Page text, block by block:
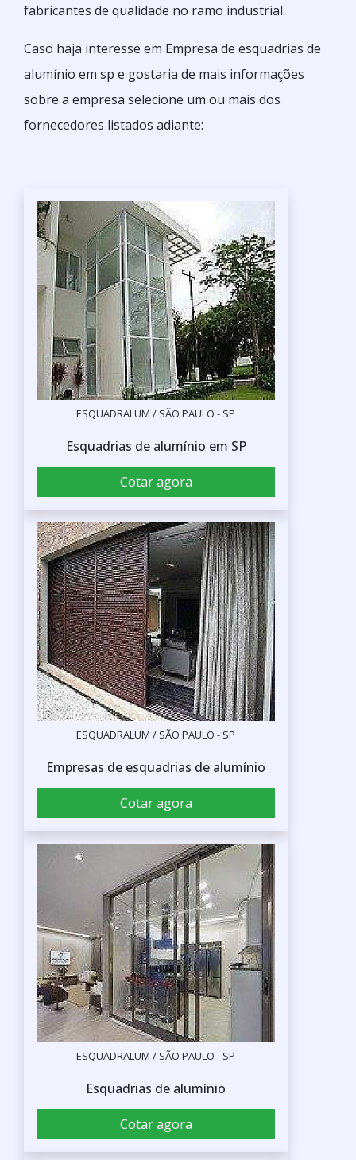
fabricantes de qualidade no ramo industrial.
Caso haja interesse em Empresa de esquadrias de
alumínio em sp e gostaria de mais informações
sobre a empresa selecione um ou mais dos
fornecedores listados adiante:
ESQUADRALUM / SÃO PAULO - SP
Esquadrias de alumínio em SP
Cotar agora
ESQUADRALUM / SÃO PAULO - SP
Empresas de esquadrias de alumínio
Cotar agora
ESQUADRALUM / SÃO PAULO - SP
Esquadrias de alumínio
Cotar agora